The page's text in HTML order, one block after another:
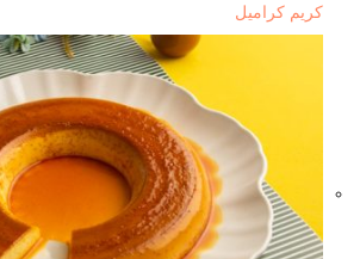
كريم كراميل